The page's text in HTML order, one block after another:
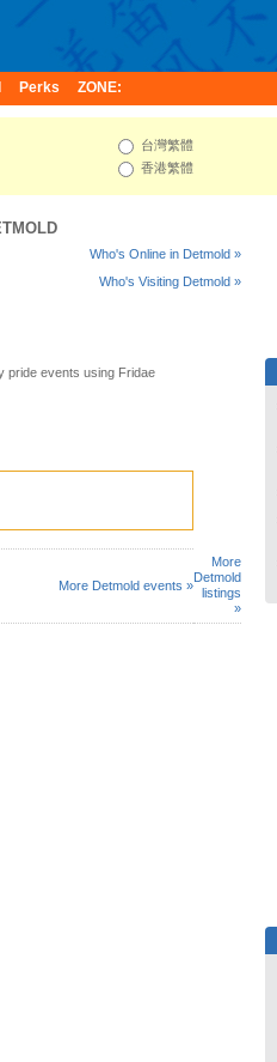
Perks ZONE:
台灣繁體
香港繁體
Who's Online in Detmold »
Who's Visiting Detmold »
pride events using Fridae
More Detmold events »
More
Detmold
listings
»